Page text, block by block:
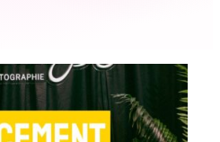
l’événementiel :
de Golf Le